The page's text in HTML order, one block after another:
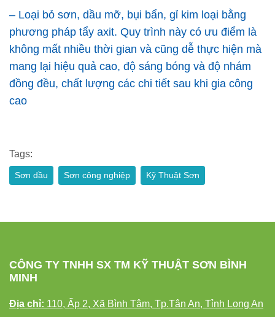
– Loại bỏ sơn, dầu mỡ, bụi bẩn, gỉ kim loại bằng
phương pháp tẩy axit. Quy trình này có ưu điểm là
không mất nhiều thời gian và cũng dễ thực hiện mà
mang lại hiệu quả cao, độ sáng bóng và độ nhám
đồng đều, chất lượng các chi tiết sau khi gia công
cao
Tags:
Sơn dầu Sơn công nghiệp Kỹ Thuật Sơn
CÔNG TY TNHH SX TM KỸ THUẬT SƠN BÌNH
MINH
Địa chỉ: 110, Ấp 2, Xã Bình Tâm, Tp.Tân An, Tỉnh Long An